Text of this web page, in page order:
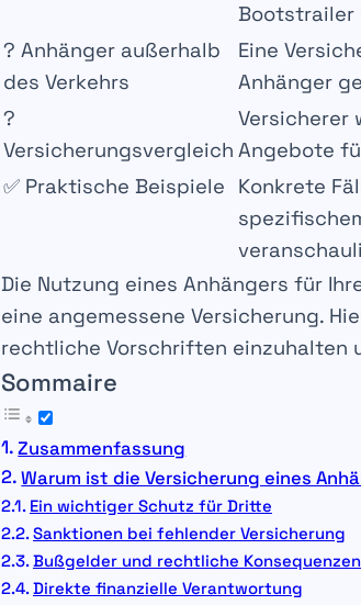
Bootstrailer
? Anhänger außerhalb
des Verkehrs
Eine
Anhänger
?
Versicherungsvergleich
Versicherer
Angebote
✅ Praktische Beispiele
Konkrete
Die Nutzung eines Anhängers für
eine angemessene Versicherung.
rechtliche Vorschriften einzuhalten
Sommaire
Zusammenfassung
Warum ist die Versicherung eines
Ein wichtiger Schutz für Dritte
Sanktionen bei fehlender Versicherung
Bußgelder und rechtliche Konsequenzen
Direkte finanzielle Verantwortung